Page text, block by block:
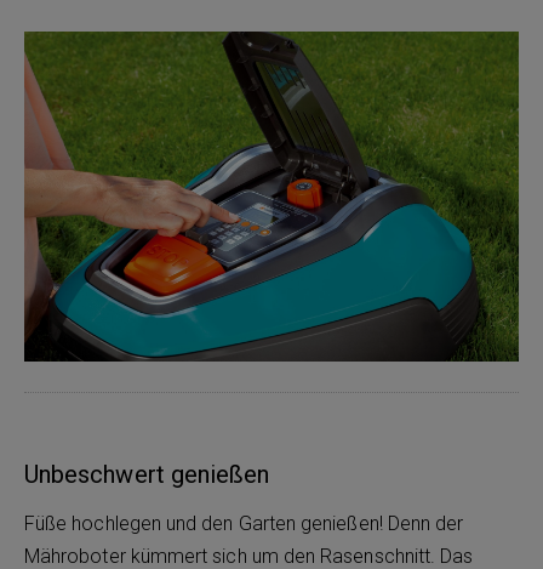
Unbeschwert genießen
Füße hochlegen und den Garten genießen! Denn der
Mähroboter kümmert sich um den Rasenschnitt. Das